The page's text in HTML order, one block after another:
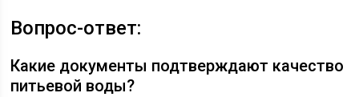
Вопрос-ответ:
Какие документы подтверждают качество
питьевой воды?